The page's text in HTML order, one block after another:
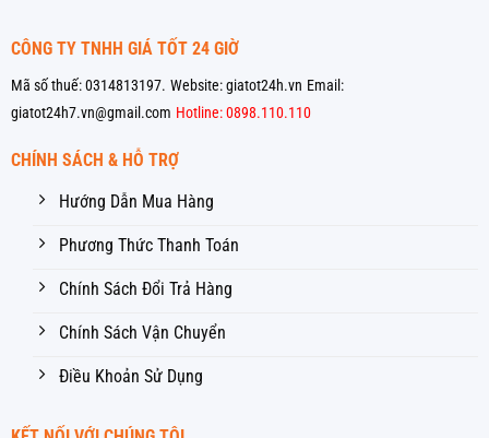
CÔNG TY TNHH GIÁ TỐT 24 GIỜ
Mã số thuế: 0314813197. Website: giatot24h.vn Email:
giatot24h7.vn@gmail.com Hotline: 0898.110.110
CHÍNH SÁCH & HỖ TRỢ
Hướng Dẫn Mua Hàng
Phương Thức Thanh Toán
Chính Sách Đổi Trả Hàng
Chính Sách Vận Chuyển
Điều Khoản Sử Dụng